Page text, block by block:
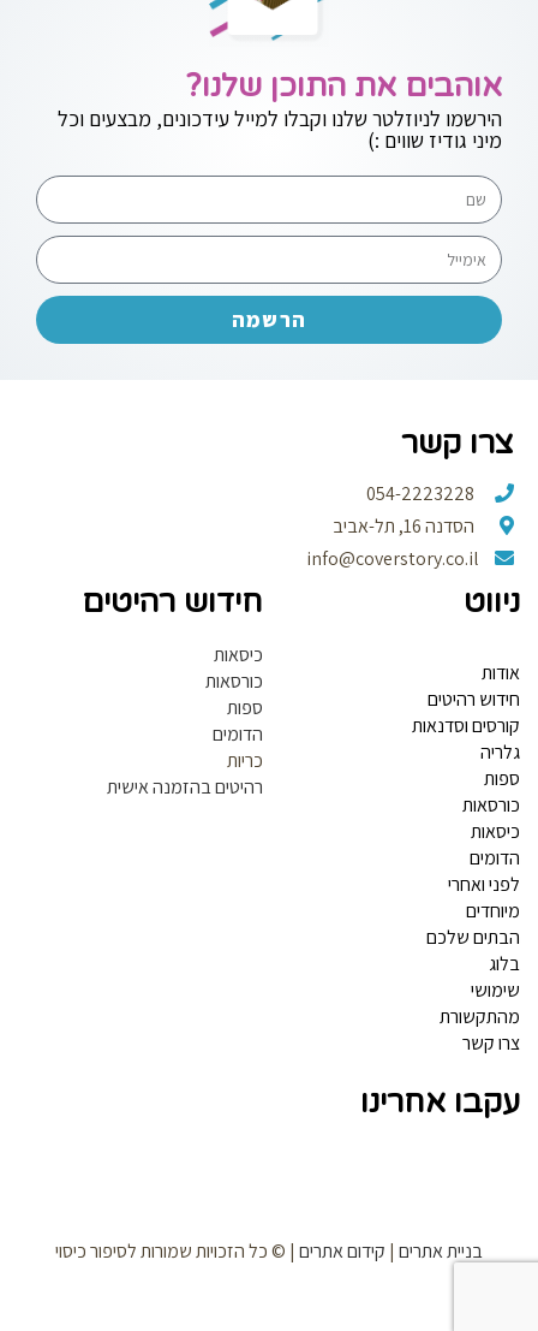
אוהבים את התוכן שלנו?
הירשמו לניוזלטר שלנו וקבלו למייל עידכונים, מבצעים וכל
מיני גודיז שווים :)
הרשמה
צרו קשר
הסדנה 16, תל-אביב
ניווט
אודות
חידוש רהיטים
קורסים וסדנאות
גלריה
ספות
כורסאות
כיסאות
הדומים
לפני ואחרי
מיוחדים
הבתים שלכם
בלוג
שימושי
מהתקשורת
צרו קשר
חידוש רהיטים
כיסאות
כורסאות
ספות
הדומים
כריות
רהיטים בהזמנה אישית
עקבו אחרינו
בניית אתרים | קידום אתרים | © כל הזכויות שמורות לסיפור כיסוי